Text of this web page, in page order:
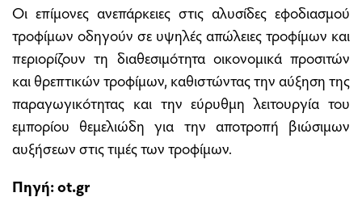
Οι επίμονες ανεπάρκειες στις αλυσίδες εφοδιασμού
τροφίμων οδηγούν σε υψηλές απώλειες τροφίμων και
περιορίζουν τη διαθεσιμότητα οικονομικά προσιτών
και θρεπτικών τροφίμων, καθιστώντας την αύξηση της
παραγωγικότητας και την εύρυθμη λειτουργία του
εμπορίου θεμελιώδη για την αποτροπή βιώσιμων
αυξήσεων στις τιμές των τροφίμων.
Πηγή: ot.gr